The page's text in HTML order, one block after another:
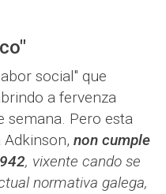
social" que
a fervenza
semana. Pero esta
Adkinson, non cumple
, vixente cando se
normativa galega,